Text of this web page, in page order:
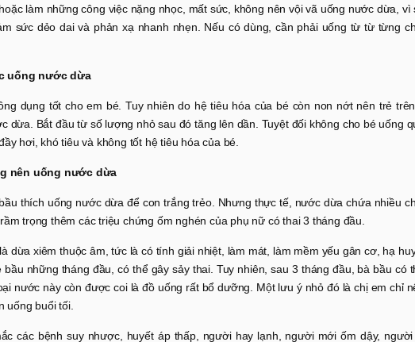
làm những công việc nặng nhọc, mất sức, không nên vội vã uống nước dừa, vì
sức dẻo dai và phản xạ nhanh nhẹn. Nếu có dùng, cần phải uống từ từ từng
uống nước dừa
dụng tốt cho em bé. Tuy nhiên do hệ tiêu hóa của bé còn non nớt nên trẻ
dừa. Bắt đầu từ số lượng nhỏ sau đó tăng lên dần. Tuyệt đối không cho bé uống
hơi, khó tiêu và không tốt hệ tiêu hóa của bé.
nên uống nước dừa
thích uống nước dừa để con trắng trẻo. Nhưng thực tế, nước dừa chứa nhiều
trọng thêm các triệu chứng ốm nghén của phụ nữ có thai 3 tháng đầu.
dừa xiêm thuộc âm, tức là có tính giải nhiệt, làm mát, làm mềm yếu gân cơ, hạ
những tháng đầu, có thể gây sảy thai. Tuy nhiên, sau 3 tháng đầu, bà bầu có
nước này còn được coi là đồ uống rất bổ dưỡng. Một lưu ý nhỏ đó là chị em chỉ
uống buổi tối.
các bệnh suy nhược, huyết áp thấp, người hay lạnh, người mới ốm dậy,